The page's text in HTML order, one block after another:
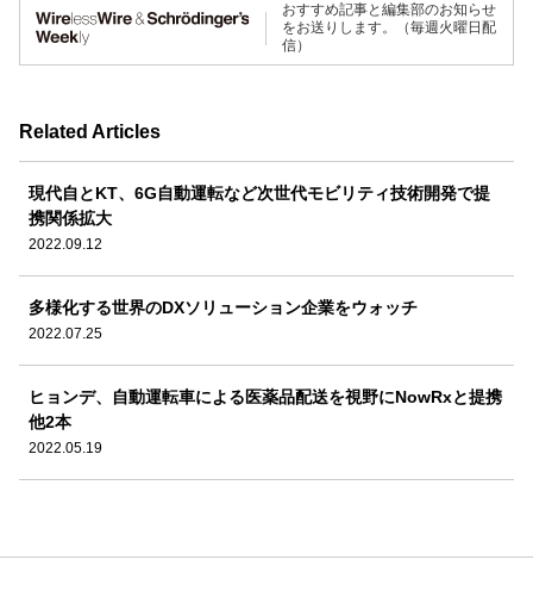
おすすめ記事と編集部のお知らせ
をお送りします。（毎週火曜日配
信）
Related Articles
現代自とKT、6G自動運転など次世代モビリティ技術開発で提
携関係拡大
2022.09.12
多様化する世界のDXソリューション企業をウォッチ
2022.07.25
ヒョンデ、自動運転車による医薬品配送を視野にNowRxと提携
他2本
2022.05.19